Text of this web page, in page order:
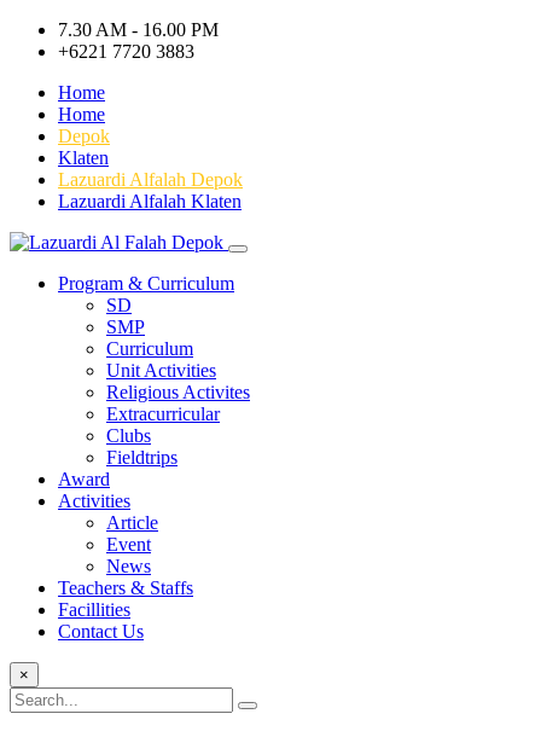
7.30 AM - 16.00 PM
+6221 7720 3883
Home
Home
Depok
Klaten
Lazuardi Alfalah Depok
Lazuardi Alfalah Klaten
Program & Curriculum
SD
SMP
Curriculum
Unit Activities
Religious Activites
Extracurricular
Clubs
Fieldtrips
Award
Activities
Article
Event
News
Teachers & Staffs
Facillities
Contact Us
×